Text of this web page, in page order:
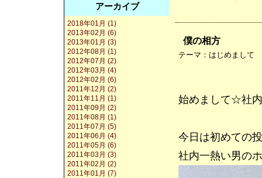
僕の相方
テーマ： はじめまして
始めまして☆社
今日は初めての
社内一熱い男の
アーカイブ
2018年01月 (1)
2013年02月 (6)
2013年01月 (3)
2012年08月 (1)
2012年07月 (2)
2012年03月 (4)
2012年02月 (6)
2011年12月 (2)
2011年11月 (1)
2011年09月 (2)
2011年08月 (1)
2011年07月 (5)
2011年06月 (4)
2011年05月 (6)
2011年03月 (3)
2011年02月 (2)
2011年01月 (7)